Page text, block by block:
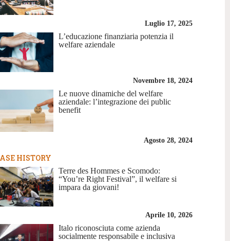
Luglio 17, 2025
L’educazione finanziaria potenzia il
welfare aziendale
Novembre 18, 2024
Le nuove dinamiche del welfare
aziendale: l’integrazione dei public
benefit
Agosto 28, 2024
HISTORY
Terre des Hommes e Scomodo:
“You’re Right Festival”, il welfare si
impara da giovani!
Aprile 10, 2026
Italo riconosciuta come azienda
socialmente responsabile e inclusiva